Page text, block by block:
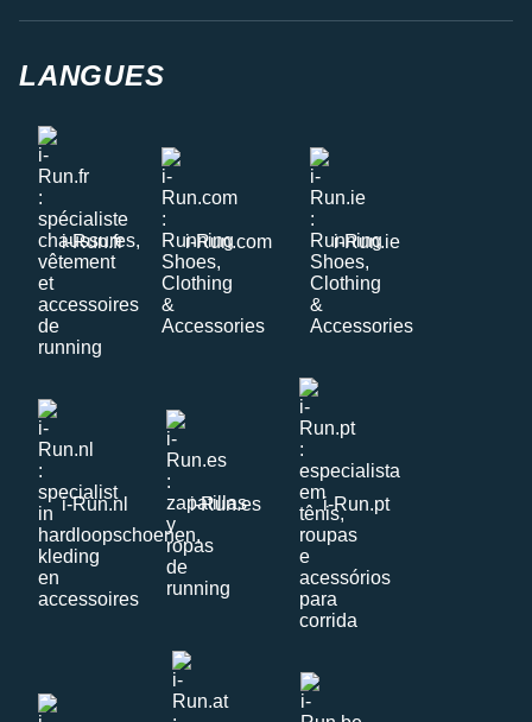
LANGUES
i-Run.fr i-Run.com i-Run.ie
i-Run.nl i-Run.es i-Run.pt